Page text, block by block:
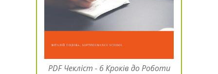
PDF Чекліст - 6 Кроків до Роботи